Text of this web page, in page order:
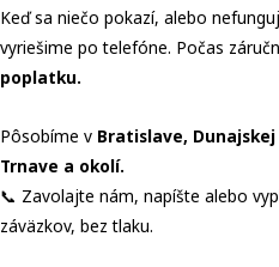
Keď sa niečo pokazí, alebo
vyriešime po telefóne. Počas
poplatku.
Pôsobíme v Bratislave,
Trnave a okolí.
📞 Zavolajte nám, napíšte alebo
záväzkov, bez tlaku.